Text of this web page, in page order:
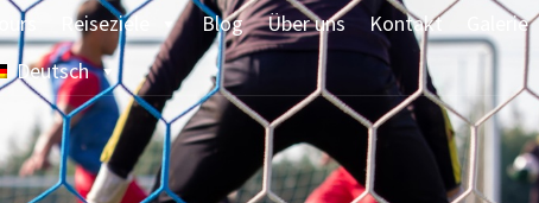
Reiseziele Blog Über uns Kontakt
Galerie
Deutsch